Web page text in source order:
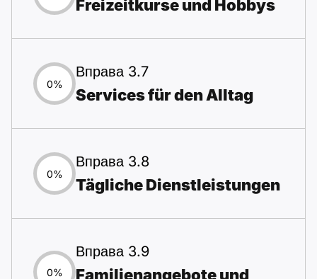
Freizeitkurse und Hobbys
0%
Вправа 3.7
Services für den Alltag
0%
Вправа 3.8
Tägliche Dienstleistungen
0%
Вправа 3.9
Familienangebote und